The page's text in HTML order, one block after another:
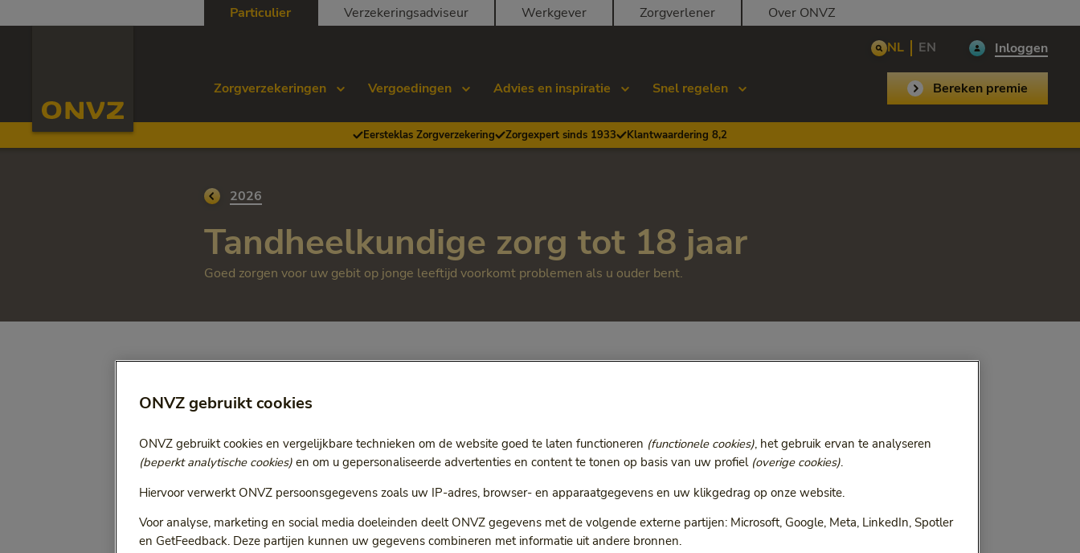
Particulier Verzekeringsadviseur Werkgever Zorgverlener
Over ONVZ
NL EN Inloggen
Zorgverzekeringen Vergoedingen Advies en inspiratie Snel regelen Bereken premie
Eersteklas Zorgverzekering Zorgexpert sinds 1933 Klantwaardering 8,2
Ga terug naar
2026
Tandheelkundige zorg tot 18 jaar
Goed zorgen voor uw gebit op jonge leeftijd voorkomt problemen als u ouder bent.
Selecteer jaar
Vergoeding voor:
Bij het kiezen van een optie volgt een doorgestuurde link.
ONVZ gebruikt cookies
ONVZ gebruikt cookies en vergelijkbare technieken om de website goed te laten functioneren (functionele cookies), het gebruik ervan te analyseren
(beperkt analytische cookies) en om u gepersonaliseerde advertenties en content te tonen op basis van uw profiel (overige cookies).
Hiervoor verwerkt ONVZ persoonsgegevens zoals uw IP-adres, browser- en apparaatgegevens en uw klikgedrag op onze website.
Voor analyse, marketing en social media doeleinden deelt ONVZ gegevens met de volgende externe partijen: Microsoft, Google, Meta, LinkedIn, Spotler
en GetFeedback. Deze partijen kunnen uw gegevens combineren met informatie uit andere bronnen.